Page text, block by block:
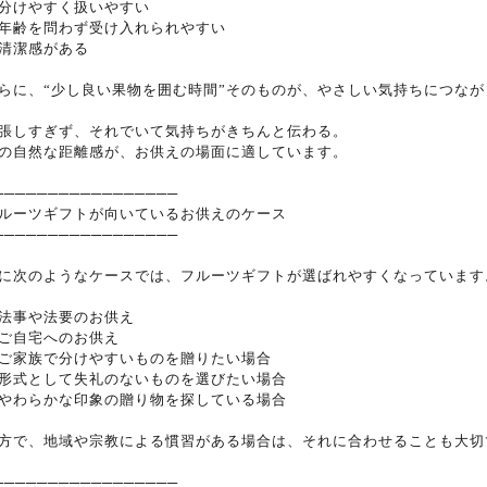
分けやすく扱いやすい
年齢を問わず受け入れられやすい
潔感がある
に、“少し良い果物を囲む時間”そのものが、やさしい気持ちにつな
しすぎず、それでいて気持ちがきちんと伝わる。
自然な距離感が、お供えの場面に適しています。
ーツギフトが向いているお供えのケース
次のようなケースでは、フルーツギフトが選ばれやすくなっていま
事や法要のお供え
自宅へのお供え
ご家族で分けやすいものを贈りたい場合
形式として失礼のないものを選びたい場合
やわらかな印象の贈り物を探している場合
で、地域や宗教による慣習がある場合は、それに合わせることも大